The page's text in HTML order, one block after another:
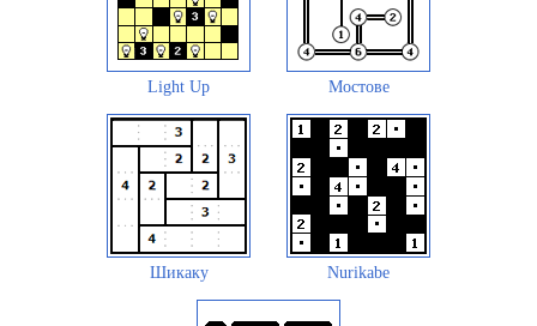
Light Up Мостове
Шикаку Nurikabe